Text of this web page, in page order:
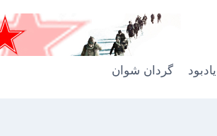
یادبود گردان شوان